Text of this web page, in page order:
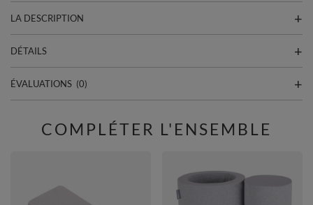
LA DESCRIPTION
DÉTAILS
ÉVALUATIONS (0)
COMPLÉTER L'ENSEMBLE